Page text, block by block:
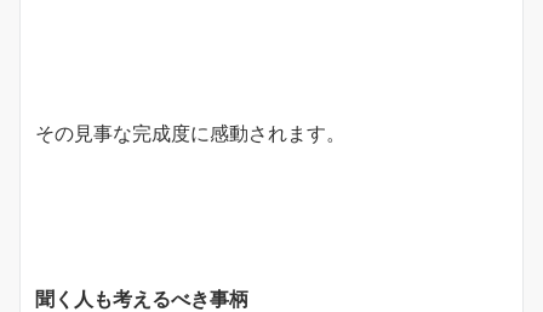
その見事な完成度に感動されます。
聞く人も考えるべき事柄